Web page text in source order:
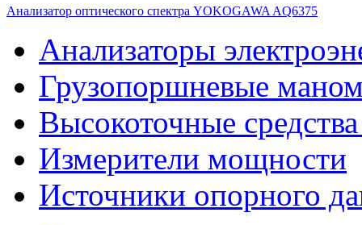
Анализатор оптического спектра YOKOGAWA AQ6375
Анализаторы
Грузопоршневые
Высокоточные
Измерители мощности
Источники опорного